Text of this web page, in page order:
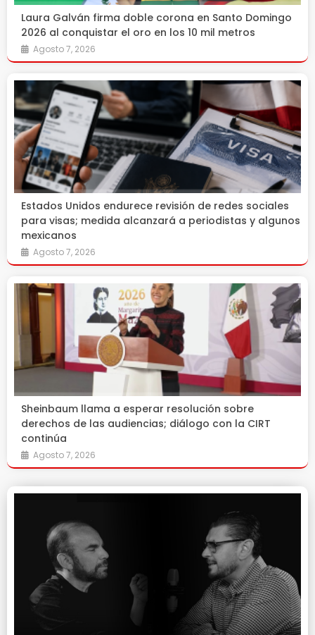
Laura Galván firma doble corona en Santo Domingo
2026 al conquistar el oro en los 10 mil metros
Agosto 7, 2026
Estados Unidos endurece revisión de redes sociales
para visas; medida alcanzará a periodistas y algunos
mexicanos
Agosto 7, 2026
Sheinbaum llama a esperar resolución sobre
derechos de las audiencias; diálogo con la CIRT
continúa
Agosto 7, 2026